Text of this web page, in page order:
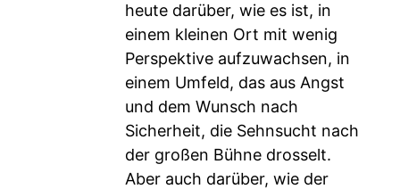
heute darüber, wie es ist, in
einem kleinen Ort mit wenig
Perspektive aufzuwachsen, in
einem Umfeld, das aus Angst
und dem Wunsch nach
Sicherheit, die Sehnsucht nach
der großen Bühne drosselt.
Aber auch darüber, wie der